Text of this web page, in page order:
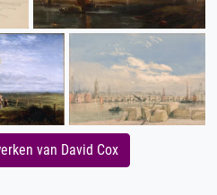
van David Cox